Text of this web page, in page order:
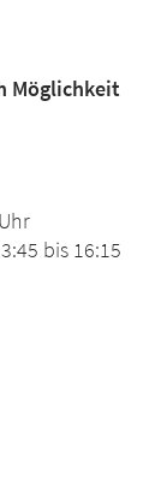
Möglichkeit
bis 16:15